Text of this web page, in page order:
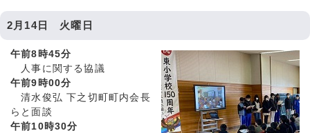
2月14日 火曜日
午前8時45分
人事に関する協議
午前9時00分
清水俊弘 下之切町町内会長
らと面談
午前10時30分